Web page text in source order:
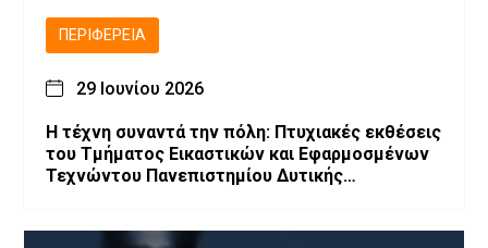
ΠΕΡΙΦΈΡΕΙΑ
29 Ιουνίου 2026
Η τέχνη συναντά την πόλη: Πτυχιακές εκθέσεις
του Τμήματος Εικαστικών και Εφαρμοσμένων
Τεχνώντου Πανεπιστημίου Δυτικής